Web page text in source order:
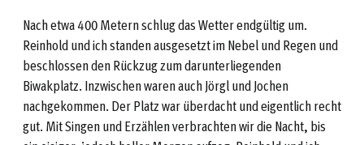
Nach etwa 400 Metern schlug das Wetter endgültig um.
Reinhold und ich standen ausgesetzt im Nebel und Regen und
beschlossen den Rückzug zum darunterliegenden
Biwakplatz. Inzwischen waren auch Jörgl und Jochen
nachgekommen. Der Platz war überdacht und eigentlich recht
gut. Mit Singen und Erzählen verbrachten wir die Nacht, bis